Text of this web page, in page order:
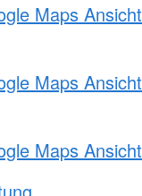
Maps Ansicht
Maps Ansicht
Maps Ansicht